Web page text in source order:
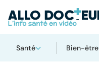
Santé Bien-être